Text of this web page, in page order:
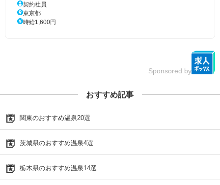
契約社員
東京都
時給1,600円
Sponsored by
おすすめ記事
関東のおすすめ温泉20選
茨城県のおすすめ温泉4選
栃木県のおすすめ温泉14選